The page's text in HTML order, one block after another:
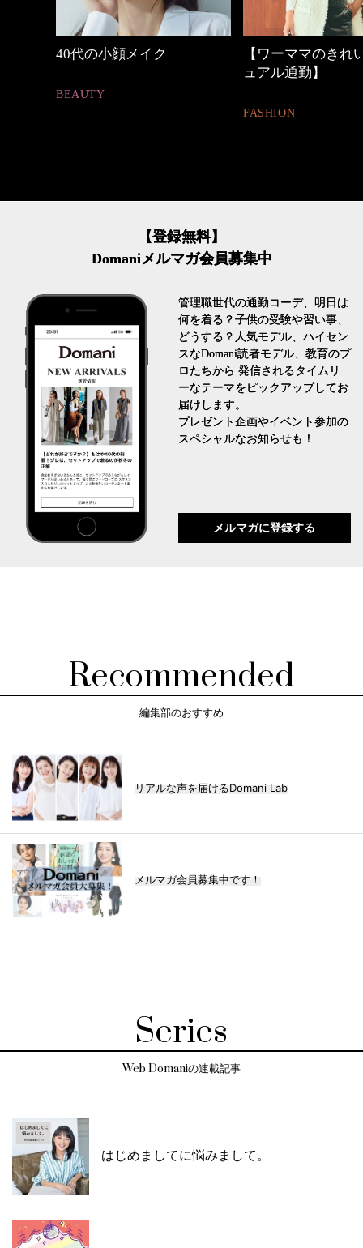
40代の小顔メイク
BEAUTY
【ワーママのきれいめ
ュアル通勤】
FASHION
【登録無料】
Domaniメルマガ会員募集中
管理職世代の通勤コーデ、明日は
何を着る？子供の受験や習い事、
どうする？人気モデル、ハイセン
スなDomani読者モデル、教育のプ
ロたちから 発信されるタイムリ
ーなテーマをピックアップしてお
届けします。
プレゼント企画やイベント参加の
スペシャルなお知らせも！
メルマガに登録する
Recommended
編集部のおすすめ
リアルな声を届けるDomani Lab
メルマガ会員募集中です！
Series
Web Domaniの連載記事
はじめましてに悩みまして。